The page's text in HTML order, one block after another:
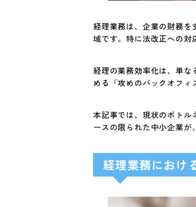
経理業務は、企業の財務
域です。特に法改正への対
経理の業務効率化は、単
める「攻めのバックオフィ
本記事では、現状のボトル
ースの限られた中小企業が
経理業務におけ